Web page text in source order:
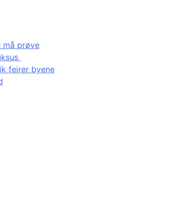
må prøve
feirer byene